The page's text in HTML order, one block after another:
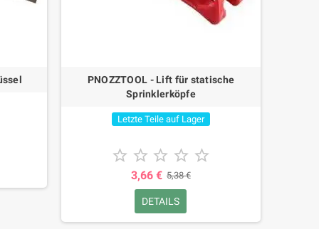
PNOZZTOOL - Lift für statische
Sprinklerköpfe
Letzte Teile auf Lager
    
3,66 € 5,38 €
DETAILS